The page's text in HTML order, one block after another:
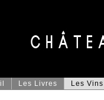
Les Livres Les Vins